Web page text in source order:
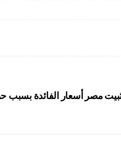
مصر أسعار الفائدة بسبب